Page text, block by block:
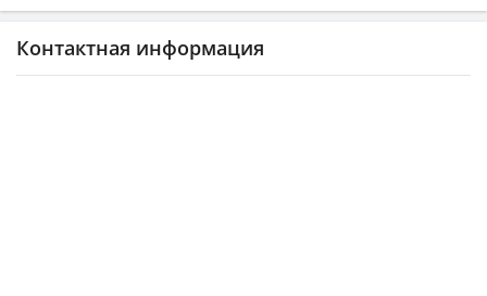
Контактная информация